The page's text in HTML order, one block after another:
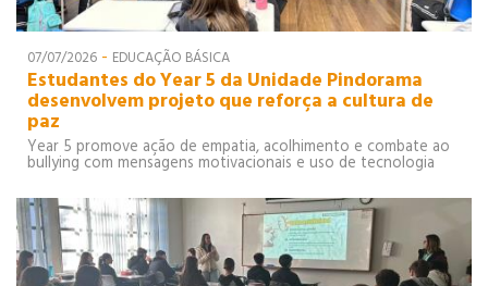
07/07/2026 - EDUCAÇÃO BÁSICA
Estudantes do Year 5 da Unidade Pindorama
desenvolvem projeto que reforça a cultura de
paz
Year 5 promove ação de empatia, acolhimento e combate ao
bullying com mensagens motivacionais e uso de tecnologia